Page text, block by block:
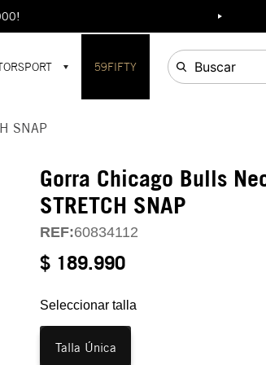
New Era en Colombia!
59FIFTY Buscar
SNAP
Gorra Chicago Bulls
STRETCH SNAP
REF:60834112
$ 189.990
Seleccionar talla
Talla Única